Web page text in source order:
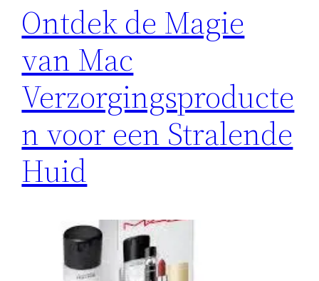
Ontdek de Magie
van Mac
Verzorgingsproducte
n voor een Stralende
Huid